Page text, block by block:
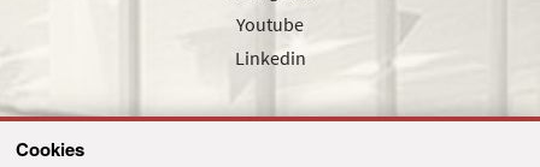
Cookies
Youtube
Linkedin